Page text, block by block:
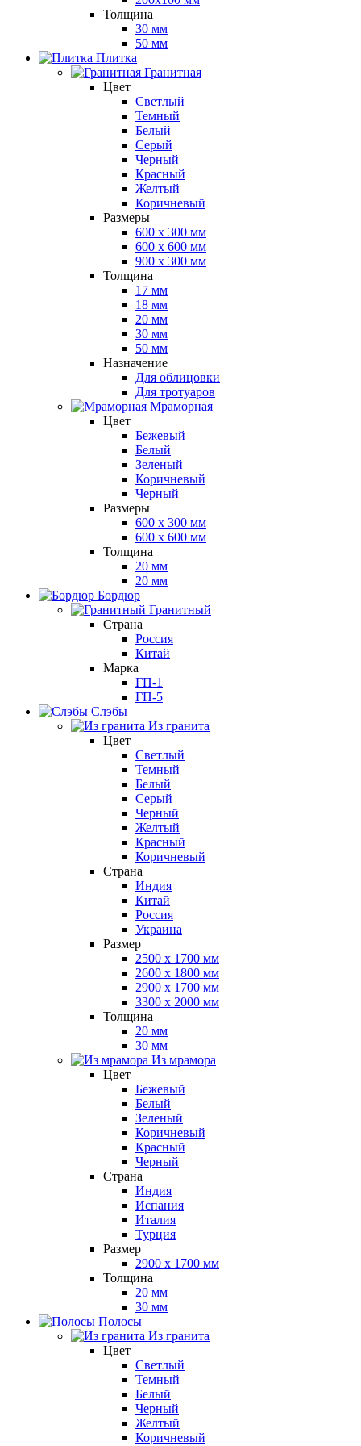
Толщина
30 мм
50 мм
Плитка
Гранитная
Цвет
Светлый
Темный
Белый
Серый
Черный
Красный
Желтый
Коричневый
Размеры
600 х 300 мм
600 х 600 мм
900 x 300 мм
Толщина
17 мм
18 мм
20 мм
30 мм
50 мм
Назначение
Для облицовки
Для тротуаров
Мраморная
Цвет
Бежевый
Белый
Зеленый
Коричневый
Черный
Размеры
600 х 300 мм
600 х 600 мм
Толщина
20 мм
20 мм
Бордюр
Гранитный
Страна
Россия
Китай
Марка
ГП-1
ГП-5
Слэбы
Из гранита
Цвет
Светлый
Темный
Белый
Серый
Черный
Желтый
Красный
Коричневый
Страна
Индия
Китай
Россия
Украина
Размер
2500 x 1700 мм
2600 x 1800 мм
2900 x 1700 мм
3300 x 2000 мм
Толщина
20 мм
30 мм
Из мрамора
Цвет
Бежевый
Белый
Зеленый
Коричневый
Красный
Черный
Страна
Индия
Испания
Италия
Турция
Размер
2900 x 1700 мм
Толщина
20 мм
30 мм
Полосы
Из гранита
Цвет
Светлый
Темный
Белый
Черный
Желтый
Коричневый